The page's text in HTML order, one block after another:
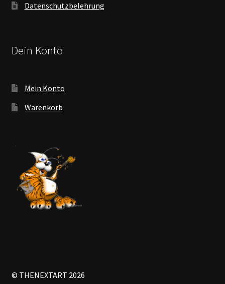
Datenschutzbelehrung
Dein Konto
Mein Konto
Warenkorb
© THENEXTART 2026